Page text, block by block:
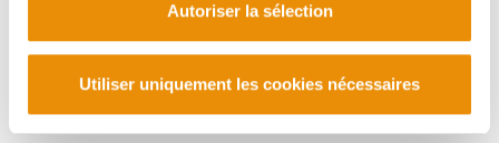
Autoriser la sélection
Utiliser uniquement les cookies nécessaires